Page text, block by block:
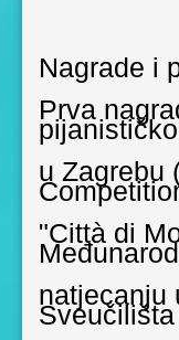
Nagrade i
Prva
u Zagrebu
"Città di
natjecanju